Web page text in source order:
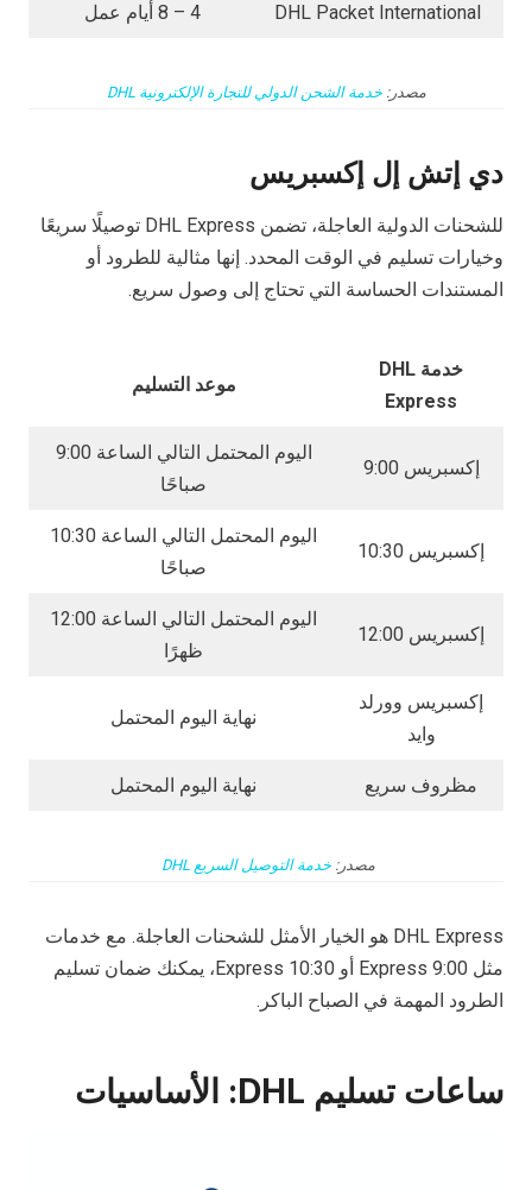
DHL Packet International 4 – 8 أيام عمل
مصدر:خدمة الشحن الدولي للتجارة الإلكترونية DHL
دي إتش إل إكسبريس
للشحنات الدولية العاجلة، تضمن DHL Express توصيلًا سريعًا
وخيارات تسليم في الوقت المحدد. إنها مثالية للطرود أو
المستندات الحساسة التي تحتاج إلى وصول سريع.
خدمة DHL
Express
موعد التسليم
إكسبريس 9:00
اليوم المحتمل التالي الساعة 9:00
صباحًا
إكسبريس 10:30
اليوم المحتمل التالي الساعة 10:30
صباحًا
إكسبريس 12:00
اليوم المحتمل التالي الساعة 12:00
ظهرًا
إكسبريس وورلد
وايد
نهاية اليوم المحتمل
مظروف سريع نهاية اليوم المحتمل
مصدر:خدمة التوصيل السريع DHL
DHL Express هو الخيار الأمثل للشحنات العاجلة. مع خدمات
مثل Express 9:00 أو Express 10:30، يمكنك ضمان تسليم
الطرود المهمة في الصباح الباكر.
ساعات تسليم DHL: الأساسيات